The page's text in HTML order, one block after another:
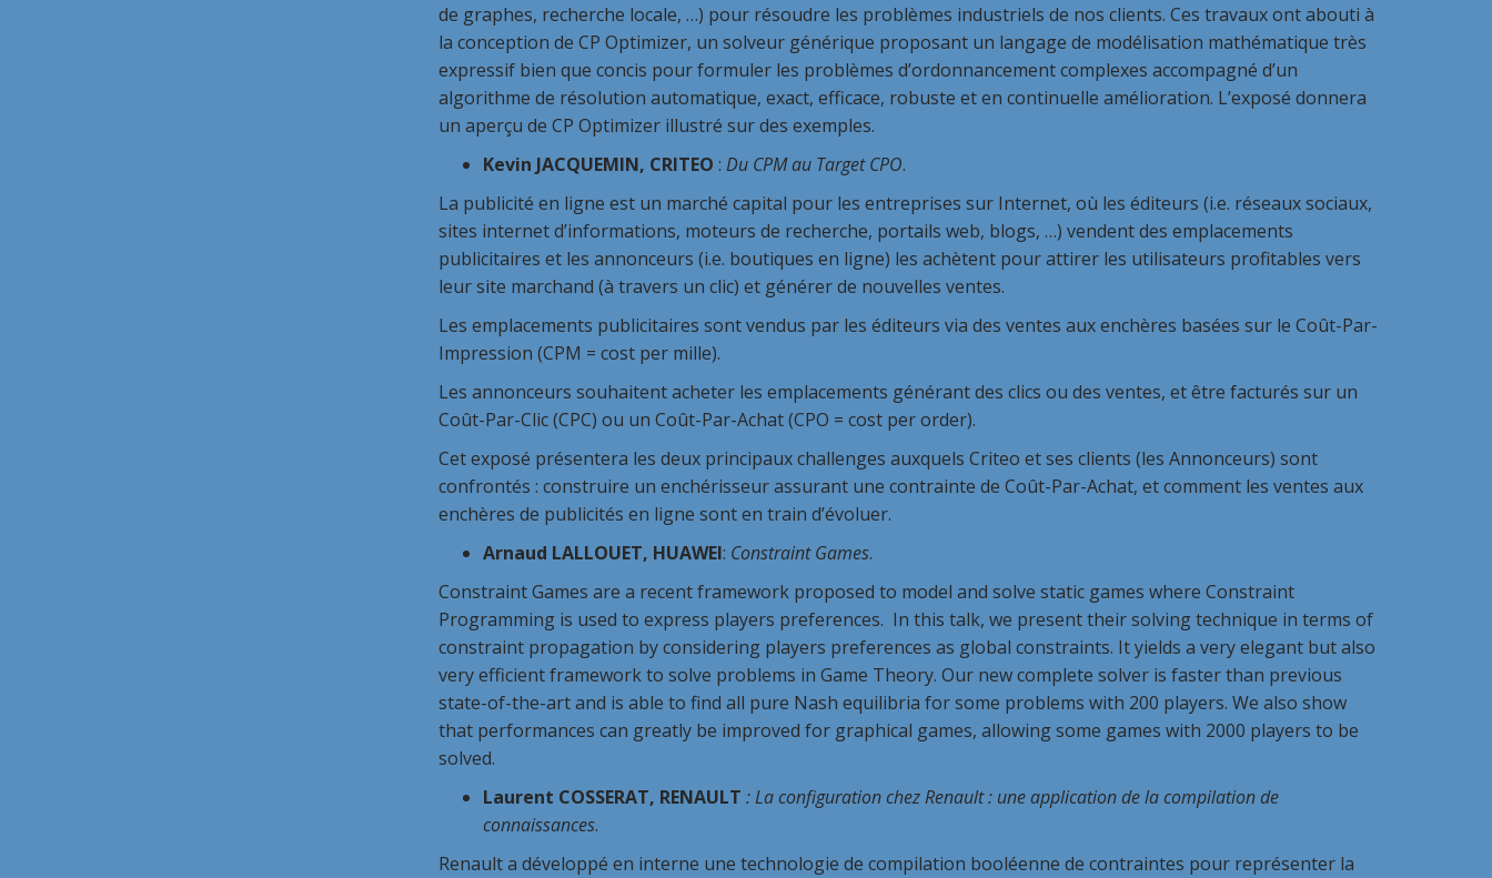
de graphes, recherche locale, …) pour résoudre les problèmes industriels de nos clients. Ces travaux ont abouti à
la conception de CP Optimizer, un solveur générique proposant un langage de modélisation mathématique très
expressif bien que concis pour formuler les problèmes d’ordonnancement complexes accompagné d’un
algorithme de résolution automatique, exact, efficace, robuste et en continuelle amélioration. L’exposé donnera
un aperçu de CP Optimizer illustré sur des exemples.
Kevin JACQUEMIN, CRITEO : Du CPM au Target CPO.
La publicité en ligne est un marché capital pour les entreprises sur Internet, où les éditeurs (i.e. réseaux sociaux,
sites internet d’informations, moteurs de recherche, portails web, blogs, …) vendent des emplacements
publicitaires et les annonceurs (i.e. boutiques en ligne) les achètent pour attirer les utilisateurs profitables vers
leur site marchand (à travers un clic) et générer de nouvelles ventes.
Les emplacements publicitaires sont vendus par les éditeurs via des ventes aux enchères basées sur le Coût-Par-
Impression (CPM = cost per mille).
Les annonceurs souhaitent acheter les emplacements générant des clics ou des ventes, et être facturés sur un
Coût-Par-Clic (CPC) ou un Coût-Par-Achat (CPO = cost per order).
Cet exposé présentera les deux principaux challenges auxquels Criteo et ses clients (les Annonceurs) sont
confrontés : construire un enchérisseur assurant une contrainte de Coût-Par-Achat, et comment les ventes aux
enchères de publicités en ligne sont en train d’évoluer.
Arnaud LALLOUET, HUAWEI: Constraint Games.
Constraint Games are a recent framework proposed to model and solve static games where Constraint
Programming is used to express players preferences. In this talk, we present their solving technique in terms of
constraint propagation by considering players preferences as global constraints. It yields a very elegant but also
very efficient framework to solve problems in Game Theory. Our new complete solver is faster than previous
state-of-the-art and is able to find all pure Nash equilibria for some problems with 200 players. We also show
that performances can greatly be improved for graphical games, allowing some games with 2000 players to be
solved.
Laurent COSSERAT, RENAULT : La configuration chez Renault : une application de la compilation de
connaissances.
Renault a développé en interne une technologie de compilation booléenne de contraintes pour représenter la